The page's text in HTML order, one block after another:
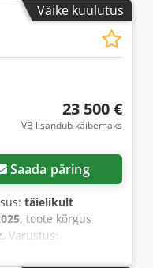
Väike kuulutus
23 500 €
VB lisandub käibemaks
Saada päring
täielikult
, toote kõrgus
, Varustus: